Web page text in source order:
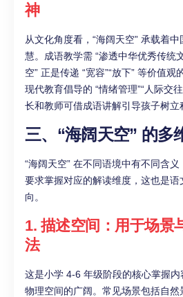
神
从文化角度看，“海阔天空” 承载着中
慧。成语教学需 “渗透中华优秀传统
空” 正是传递 “宽容”“放下” 等价值
现代教育倡导的 “情绪管理”“人际交
长和教师可借成语讲解引导孩子树立
三、“海阔天空” 的多
“海阔天空” 在不同语境中有不同含
要求掌握对应的解读维度，这也是
向。
1. 描述空间：用于场景
法
这是小学 4-6 年级阶段的核心掌握
物理空间的广阔。常见场景包括自然